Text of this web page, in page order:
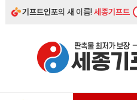
기프트인포의 새 이름!세종기프트